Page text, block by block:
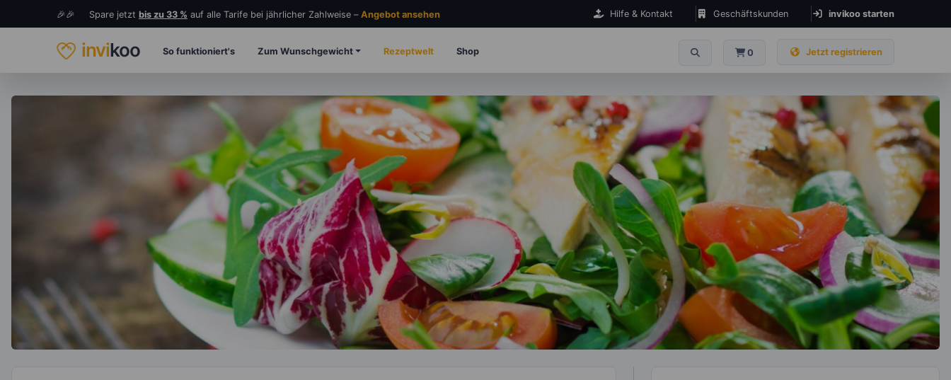
🎉🎉 Spare jetzt bis zu 33 % auf alle Tarife bei jährlicher Zahlweise – Angebot ansehen Hilfe & Kontakt Geschäftskunden invikoo starten
invikoo So funktioniert's Zum Wunschgewicht Rezeptwelt Shop 0 Jetzt registrieren